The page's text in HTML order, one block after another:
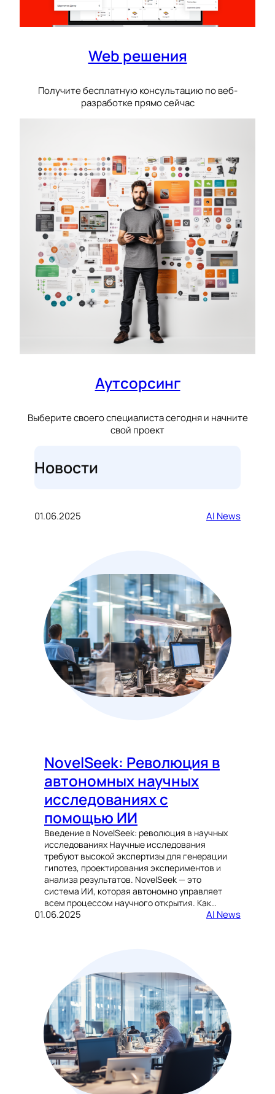
Web решения
Получите бесплатную консультацию по веб-
разработке прямо сейчас
Аутсорсинг
Выберите своего специалиста сегодня и начните
свой проект
Новости
01.06.2025 AI News
NovelSeek: Революция в
автономных научных
исследованиях с
помощью ИИ
Введение в NovelSeek: революция в научных
исследованиях Научные исследования
требуют высокой экспертизы для генерации
гипотез, проектирования экспериментов и
анализа результатов. NovelSeek — это
система ИИ, которая автономно управляет
всем процессом научного открытия. Как…
01.06.2025 AI News